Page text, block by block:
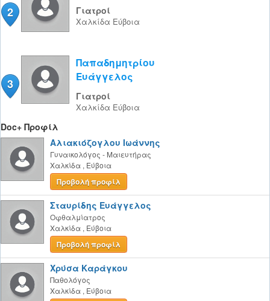
2 Γιατροί
Χαλκίδα Εύβοια
3
Παπαδημητρίου
Ευάγγελος
Γιατροί
Χαλκίδα Εύβοια
Doc+ Προφίλ
Αλιακιόζογλου Ιωάννης
Γυναικολόγος - Μαιευτήρας
Χαλκίδα , Εύβοια
Προβολή προφίλ
Σταυρίδης Ευάγγελος
Οφθαλμίατρος
Χαλκίδα , Εύβοια
Προβολή προφίλ
Χρύσα Καράγκου
Παθολόγος
Χαλκίδα , Εύβοια